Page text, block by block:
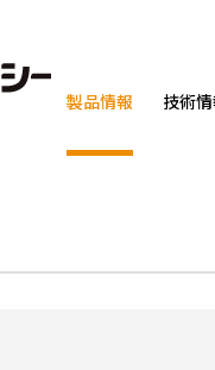
製品情報 技術